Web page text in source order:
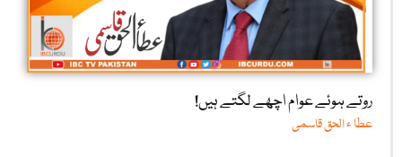
روتے ہوئے عوام اچھے لگتے ہیں!
عطا ء الحق قاسمی